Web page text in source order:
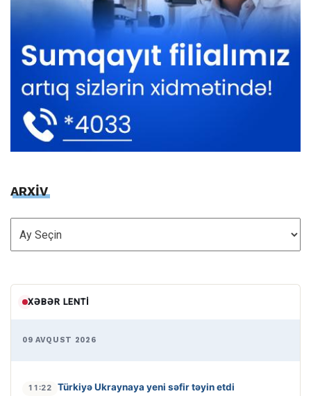
ARXİV
ARXİV
XƏBƏR LENTI
09 AVQUST 2026
11:22 Türkiyə Ukraynaya yeni səfir təyin etdi